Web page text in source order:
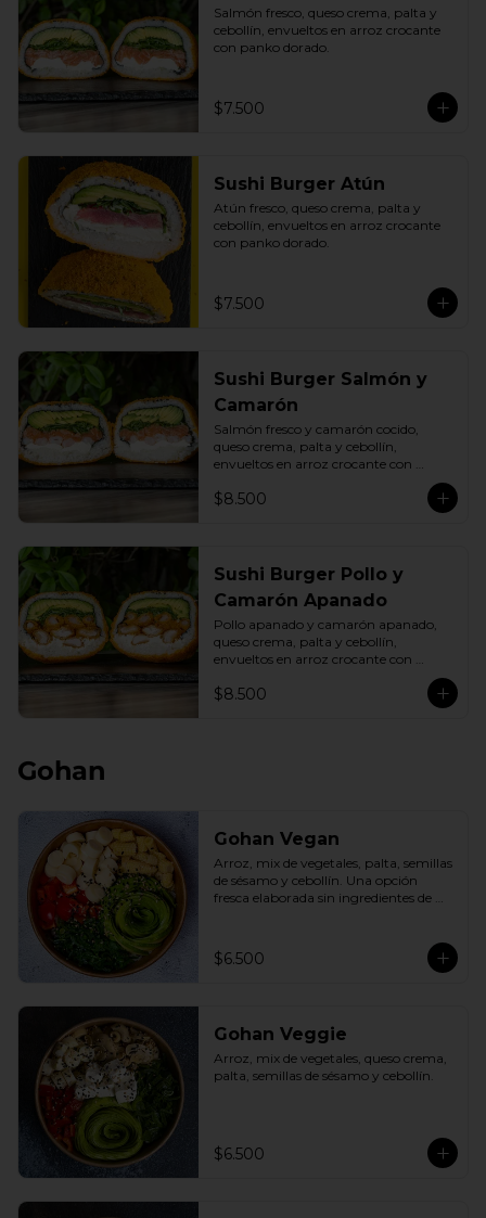
Salmón fresco, queso crema, palta y
cebollín, envueltos en arroz crocante
con panko dorado.
$7.500
Sushi Burger Atún
Atún fresco, queso crema, palta y
cebollín, envueltos en arroz crocante
con panko dorado.
$7.500
Sushi Burger Salmón y
Camarón
Salmón fresco y camarón cocido,
queso crema, palta y cebollín,
envueltos en arroz crocante con
$8.500
Sushi Burger Pollo y
Camarón Apanado
Pollo apanado y camarón apanado,
queso crema, palta y cebollín,
envueltos en arroz crocante con
$8.500
Gohan
Gohan Vegan
Arroz, mix de vegetales, palta, semillas
de sésamo y cebollín. Una opción
fresca elaborada sin ingredientes de
$6.500
Gohan Veggie
Arroz, mix de vegetales, queso crema,
palta, semillas de sésamo y cebollín.
$6.500